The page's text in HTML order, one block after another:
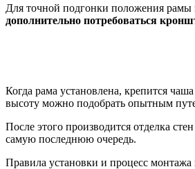
Для точной подгонки положения рамы
дополнительно потребоваться
Когда рама установлена, крепится чаша
высоту можно подобрать опытным
После этого производится отделка
самую последнюю очередь.
Правила установки и процесс